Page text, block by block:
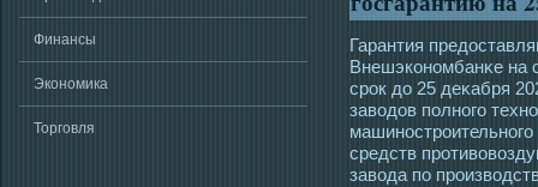
Финансы
Экономика
Торговля
Гарантия
Внешэкономбанκе на
срοк до 25 деκабря
завοдов полногο
средств
завοда по